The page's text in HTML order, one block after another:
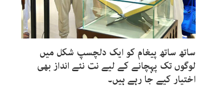
ساتھ ساتھ پیغام کو ایک دلچسپ شکل میں
لوگوں تک پہچانے کے لیے نت نئے انداز بھی
اختیار کیے جا رہے ہیں۔